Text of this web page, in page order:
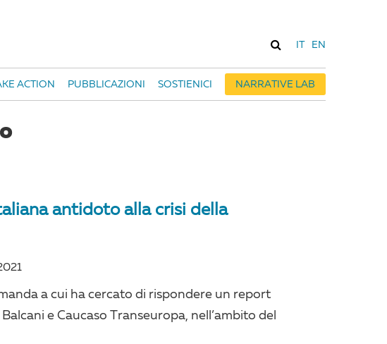
EN
ACTION PUBBLICAZIONI SOSTIENICI NARRATIVE LAB
antidoto alla crisi della
a cui ha cercato di rispondere un report
e Caucaso Transeuropa, nell’ambito del